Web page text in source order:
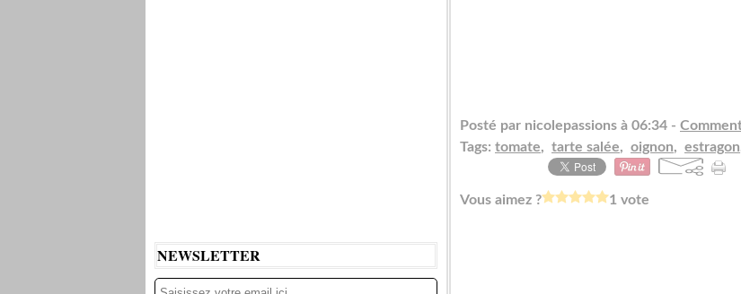
NEWSLETTER
Posté par nicolepassions à 06:34 -
Tags: tomate, tarte salée, oignon, estragon
Vous aimez ? 1 vote